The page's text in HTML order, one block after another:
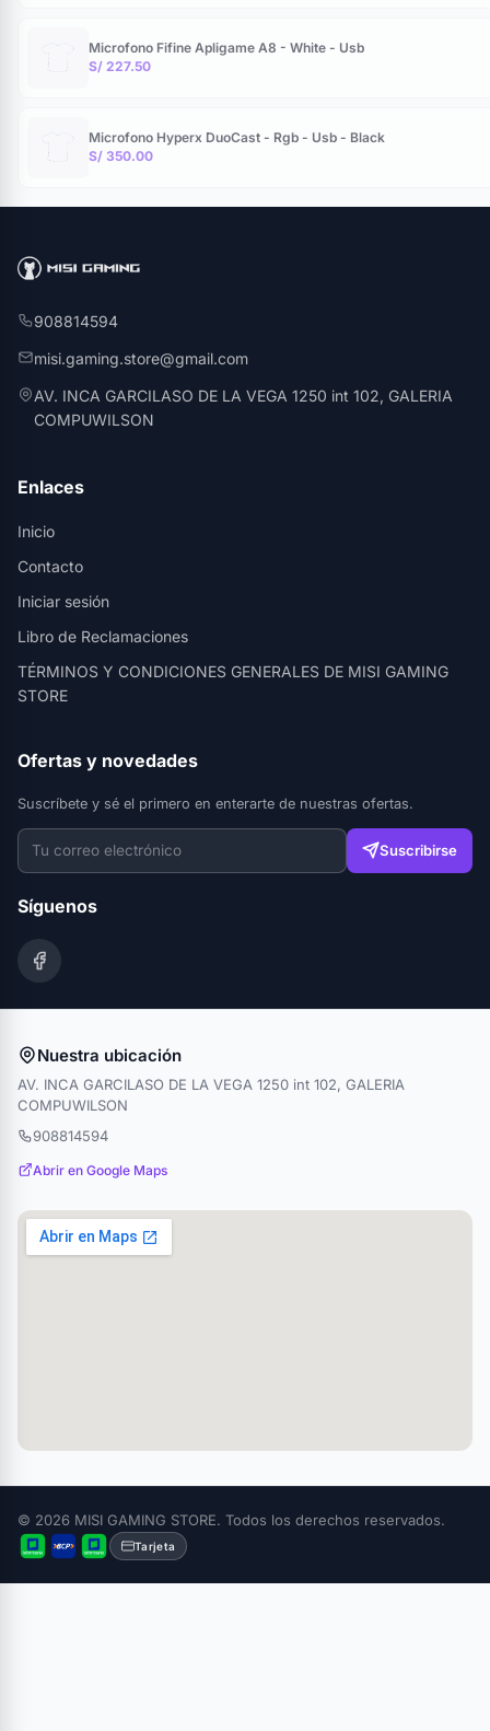
Microfono Fifine Apligame A8 - White - Usb
S/ 227.50
Microfono Hyperx DuoCast - Rgb - Usb - Black
S/ 350.00
908814594
misi.gaming.store@gmail.com
AV. INCA GARCILASO DE LA VEGA 1250 int 102, GALERIA
COMPUWILSON
Enlaces
Inicio
Contacto
Iniciar sesión
Libro de Reclamaciones
TÉRMINOS Y CONDICIONES GENERALES DE MISI GAMING
STORE
Ofertas y novedades
Suscríbete y sé el primero en enterarte de nuestras ofertas.
Suscribirse
Síguenos
Nuestra ubicación
AV. INCA GARCILASO DE LA VEGA 1250 int 102, GALERIA
COMPUWILSON
908814594
Abrir en Google Maps
© 2026 MISI GAMING STORE. Todos los derechos reservados.
Tarjeta